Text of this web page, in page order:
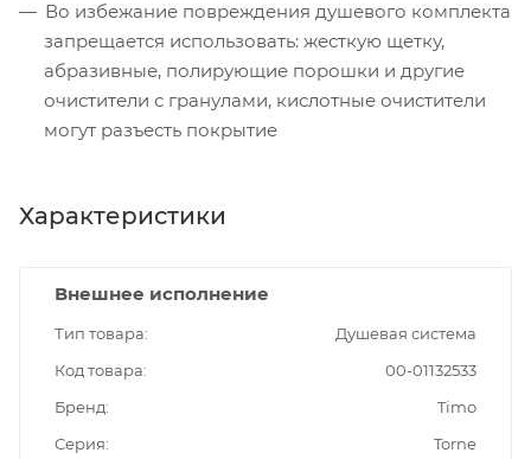
Во избежание повреждения душевого комплекта
запрещается использовать: жесткую щетку,
абразивные, полирующие порошки и другие
очистители с гранулами, кислотные очистители
могут разъесть покрытие
Характеристики
Внешнее исполнение
Тип товара
Душевая система
Код товара
00-01132533
Бренд
Timo
Серия
Torne